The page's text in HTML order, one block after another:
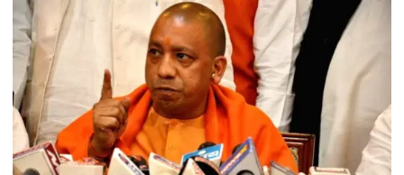
कांग्रेस
का
बड़ा
दांव,
यूपी
में
पूरी
सहप्रभारी
टीम